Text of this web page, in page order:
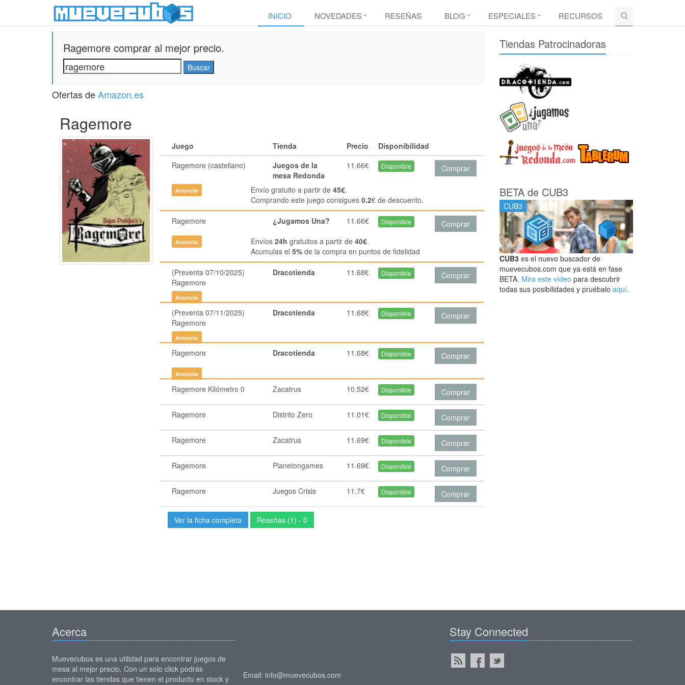
INICIO NOVEDADES RESEÑAS BLOG ESPECIALES RECURSOS
Ragemore comprar al mejor precio.
Ofertas deAmazon.es
Ragemore
Juego Tienda Precio
Disponibilidad
Ragemore (castellano)
Juegos de la
mesa Redonda
11.66€ Disponible Comprar
Anuncio Envío gratuito a partir de 45€.
Comprando este juego consigues 0.2€ de descuento.
Ragemore ¿Jugamos Una? 11.66€ Disponible Comprar
Anuncio Envíos 24h gratuitos a partir de 40€.
Acumulas el 5%de la compra en puntos de fidelidad
(Preventa 07/10/2025)
Ragemore
Dracotienda 11.68€ Disponible Comprar
Anuncio
(Preventa 07/11/2025)
Ragemore
Dracotienda 11.68€ Disponible Comprar
Anuncio
Ragemore Dracotienda 11.68€ Disponible Comprar
Anuncio
Ragemore Kilómetro 0 Zacatrus 10.52€ Disponible Comprar
Ragemore Distrito Zero 11.01€ Disponible Comprar
Ragemore Zacatrus 11.69€ Disponible Comprar
Ragemore Planetongames 11.69€ Disponible Comprar
Ragemore Juegos Crisis 11.7€ Disponible Comprar
Ver la ficha completa Reseñas (1) - 0
Tiendas Patrocinadoras
BETA de CUB3
CUB3
CUB3es el nuevo buscador de
muevecubos.com que ya está en fase
BETA. Mira este vídeo para descubrir
todas sus posibilidades y pruébalo aquí.
Acerca
Muevecubos es una utilidad para encontrar juegos de
mesa al mejor precio. Con un solo click podrás
encontrar las tiendas que tienen el producto en stock y
Stay Connected
Email: info@muevecubos.com